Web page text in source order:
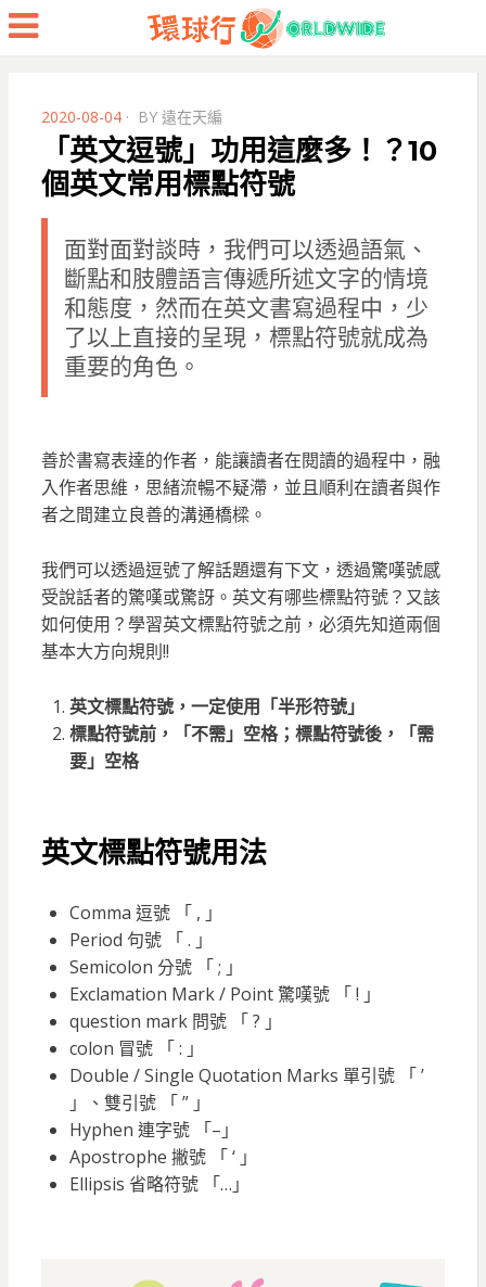
Menu
POSTED
ON
2020-08-04 BY 遠在天編
「英文逗號」功用這麼多！？10
個英文常用標點符號
面對面對談時，我們可以透過語氣、
斷點和肢體語言傳遞所述文字的情境
和態度，然而在英文書寫過程中，少
了以上直接的呈現，標點符號就成為
重要的角色。
善於書寫表達的作者，能讓讀者在閱讀的過程中，融
入作者思維，思緒流暢不疑滯，並且順利在讀者與作
者之間建立良善的溝通橋樑。
我們可以透過逗號了解話題還有下文，透過驚嘆號感
受說話者的驚嘆或驚訝。英文有哪些標點符號？又該
如何使用？學習英文標點符號之前，必須先知道兩個
基本大方向規則!!
英文標點符號，一定使用「半形符號」
標點符號前，「不需」空格；標點符號後，「需
要」空格
英文標點符號用法
Comma 逗號 「 , 」
Period 句號 「 . 」
Semicolon 分號 「 ; 」
Exclamation Mark / Point 驚嘆號 「 ! 」
question mark 問號 「 ? 」
colon 冒號 「 : 」
Double / Single Quotation Marks 單引號 「 ’
」、雙引號 「 ” 」
Hyphen 連字號 「–」
Apostrophe 撇號 「 ‘ 」
Ellipsis 省略符號 「…」